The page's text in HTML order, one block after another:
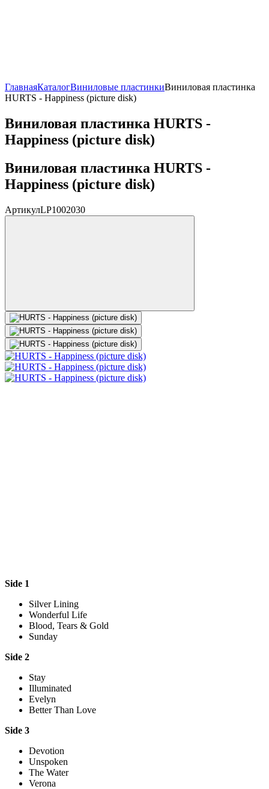
ГлавнаяКаталогВиниловые пластинкиВиниловая пластинка
HURTS - Happiness (picture disk)
Виниловая пластинка HURTS -
Happiness (picture disk)
Виниловая пластинка HURTS -
Happiness (picture disk)
АртикулLP1002030
Side 1
Silver Lining
Wonderful Life
Blood, Tears & Gold
Sunday
Side 2
Stay
Illuminated
Evelyn
Better Than Love
Side 3
Devotion
Unspoken
The Water
Verona